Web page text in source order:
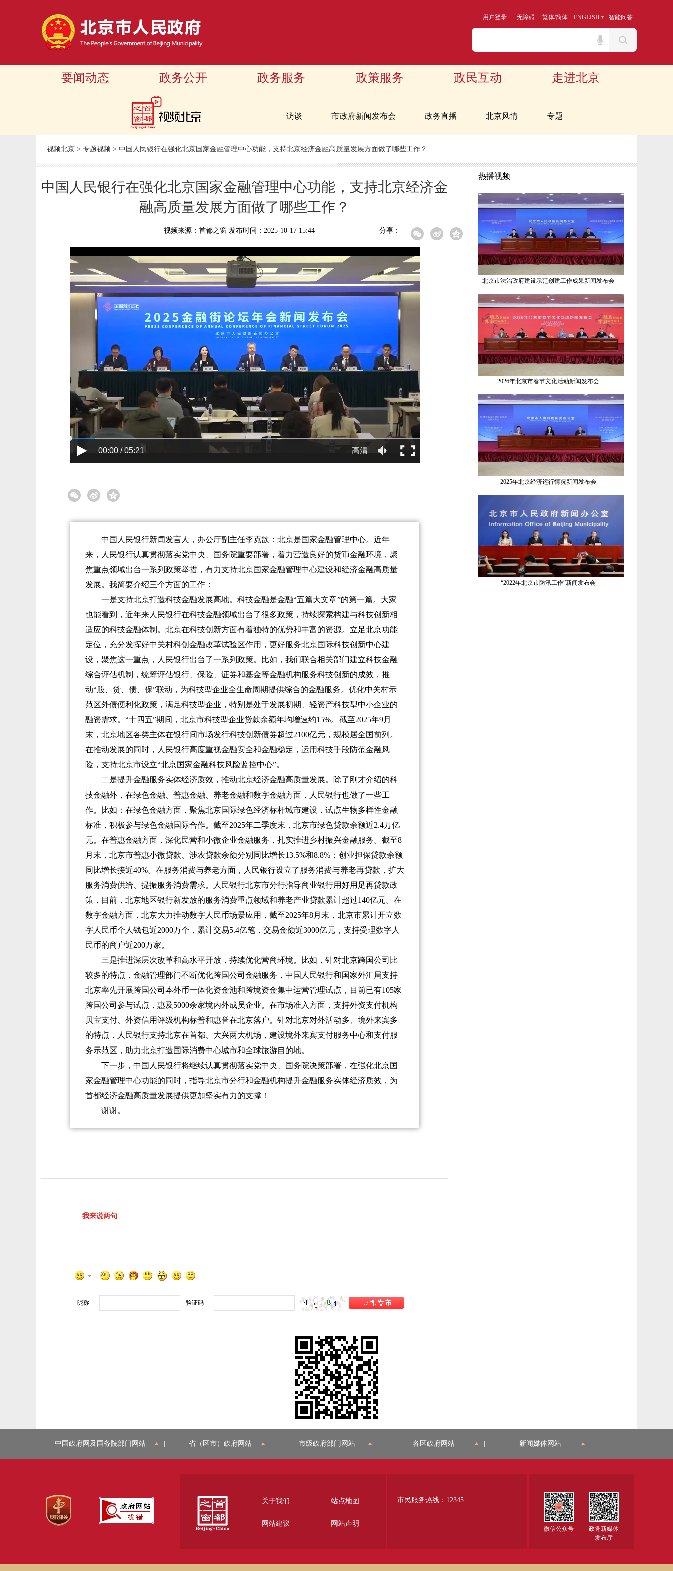
用户登录 无障碍 繁体/简体 ENGLISH 智能问答
要闻动态 政务公开 政务服务 政策服务 政民互动 走进北京
访谈 市政府新闻发布会 政务直播 北京风情 专题
视频北京 > 专题视频 > 中国人民银行在强化北京国家金融管理中心功能，支持北京经济金融高质量发展方面做了哪些工作？
中国人民银行在强化北京国家金融管理中心功能，支持北京经济金
融高质量发展方面做了哪些工作？
视频来源：首都之窗 发布时间：2025-10-17 15:44 分享：
00:00 / 05:21 高清
中国人民银行新闻发言人，办公厅副主任李克歆：北京是国家金融管理中心。近年
来，人民银行认真贯彻落实党中央、国务院重要部署，着力营造良好的货币金融环境，聚
焦重点领域出台一系列政策举措，有力支持北京国家金融管理中心建设和经济金融高质量
发展。我简要介绍三个方面的工作：
一是支持北京打造科技金融发展高地。科技金融是金融“五篇大文章”的第一篇。大家
也能看到，近年来人民银行在科技金融领域出台了很多政策，持续探索构建与科技创新相
适应的科技金融体制。北京在科技创新方面有着独特的优势和丰富的资源。立足北京功能
定位，充分发挥好中关村科创金融改革试验区作用，更好服务北京国际科技创新中心建
设，聚焦这一重点，人民银行出台了一系列政策。比如，我们联合相关部门建立科技金融
综合评估机制，统筹评估银行、保险、证券和基金等金融机构服务科技创新的成效，推
动“股、贷、债、保”联动，为科技型企业全生命周期提供综合的金融服务。优化中关村示
范区外债便利化政策，满足科技型企业，特别是处于发展初期、轻资产科技型中小企业的
融资需求。“十四五”期间，北京市科技型企业贷款余额年均增速约15%。截至2025年9月
末，北京地区各类主体在银行间市场发行科技创新债券超过2100亿元，规模居全国前列。
在推动发展的同时，人民银行高度重视金融安全和金融稳定，运用科技手段防范金融风
险，支持北京市设立“北京国家金融科技风险监控中心”。
二是提升金融服务实体经济质效，推动北京经济金融高质量发展。除了刚才介绍的科
技金融外，在绿色金融、普惠金融、养老金融和数字金融方面，人民银行也做了一些工
作。比如：在绿色金融方面，聚焦北京国际绿色经济标杆城市建设，试点生物多样性金融
标准，积极参与绿色金融国际合作。截至2025年二季度末，北京市绿色贷款余额近2.4万亿
元。在普惠金融方面，深化民营和小微企业金融服务，扎实推进乡村振兴金融服务。截至8
月末，北京市普惠小微贷款、涉农贷款余额分别同比增长13.5%和8.8%；创业担保贷款余额
同比增长接近40%。在服务消费与养老方面，人民银行设立了服务消费与养老再贷款，扩大
服务消费供给、提振服务消费需求。人民银行北京市分行指导商业银行用好用足再贷款政
策，目前，北京地区银行新发放的服务消费重点领域和养老产业贷款累计超过140亿元。在
数字金融方面，北京大力推动数字人民币场景应用，截至2025年8月末，北京市累计开立数
字人民币个人钱包近2000万个，累计交易5.4亿笔，交易金额近3000亿元，支持受理数字人
民币的商户近200万家。
三是推进深层次改革和高水平开放，持续优化营商环境。比如，针对北京跨国公司比
较多的特点，金融管理部门不断优化跨国公司金融服务，中国人民银行和国家外汇局支持
北京率先开展跨国公司本外币一体化资金池和跨境资金集中运营管理试点，目前已有105家
跨国公司参与试点，惠及5000余家境内外成员企业。在市场准入方面，支持外资支付机构
贝宝支付、外资信用评级机构标普和惠誉在北京落户。针对北京对外活动多、境外来宾多
的特点，人民银行支持北京在首都、大兴两大机场，建设境外来宾支付服务中心和支付服
务示范区，助力北京打造国际消费中心城市和全球旅游目的地。
下一步，中国人民银行将继续认真贯彻落实党中央、国务院决策部署，在强化北京国
家金融管理中心功能的同时，指导北京市分行和金融机构提升金融服务实体经济质效，为
首都经济金融高质量发展提供更加坚实有力的支撑！
谢谢。
我来说两句
昵称 验证码
热播视频
北京市法治政府建设示范创建工作成果新闻发布会
2026年北京市春节文化活动新闻发布会
2025年北京经济运行情况新闻发布会
“2022年北京市防汛工作”新闻发布会
中国政府网及国务院部门网站 省（区市）政府网站 市级政府部门网站 各区政府网站 新闻媒体网站
关于我们 站点地图
网站建议 网站声明
市民服务热线：12345
微信公众号
政务新媒体
发布厅